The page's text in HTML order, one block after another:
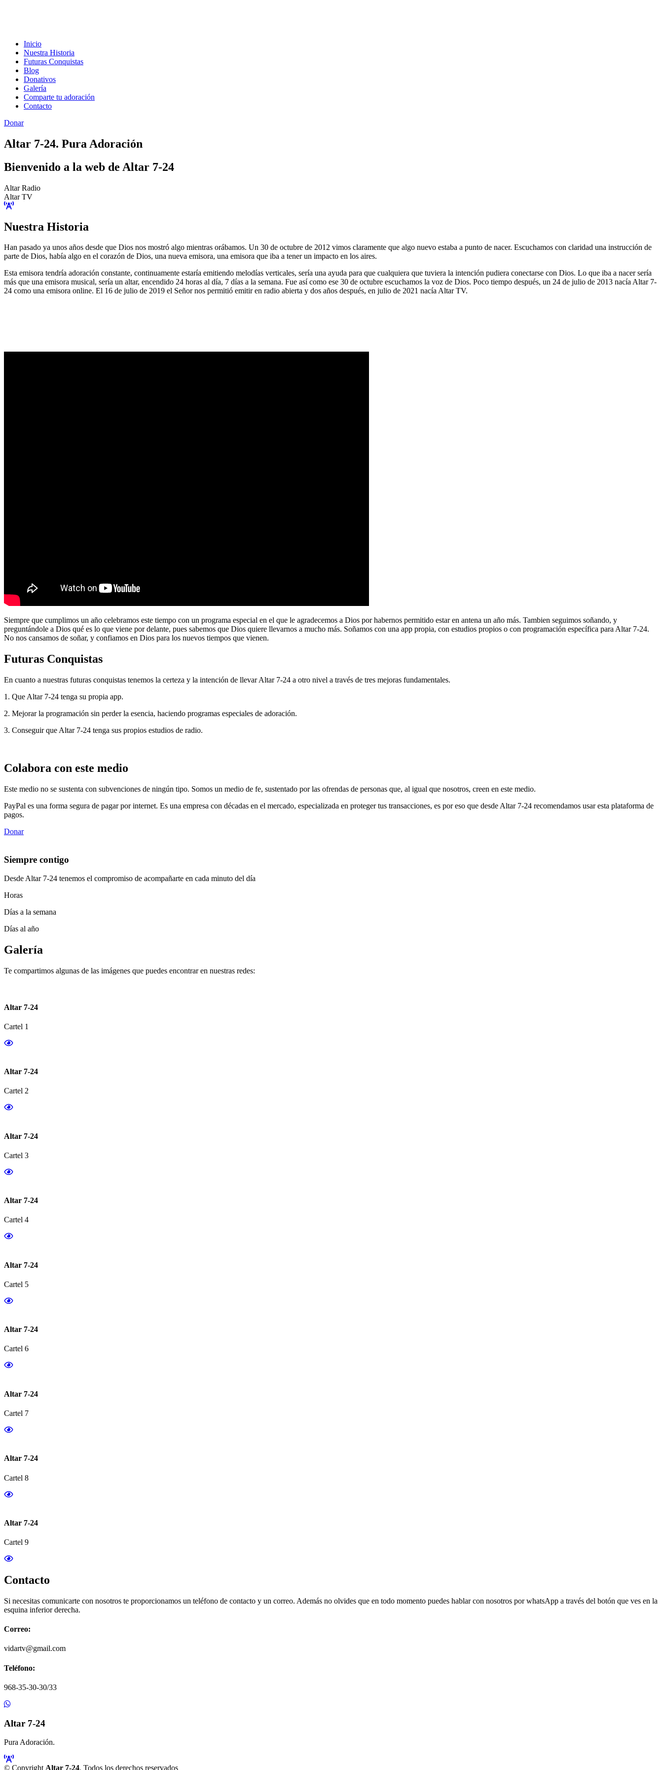
Inicio
Nuestra Historia
Futuras Conquistas
Blog
Donativos
Galería
Comparte tu adoración
Contacto
Donar
Altar 7-24. Pura Adoración
Bienvenido a la web de Altar 7-24
Altar Radio
Altar TV
Nuestra Historia
Han pasado ya unos años desde que Dios nos mostró algo mientras orábamos. Un 30 de octubre de 2012 vimos claramente que algo nuevo estaba a punto de nacer. Escuchamos con claridad una instrucción de
parte de Dios, había algo en el corazón de Dios, una nueva emisora, una emisora que iba a tener un impacto en los aires.
Esta emisora tendría adoración constante, continuamente estaría emitiendo melodías verticales, sería una ayuda para que cualquiera que tuviera la intención pudiera conectarse con Dios. Lo que iba a nacer sería
más que una emisora musical, sería un altar, encendido 24 horas al día, 7 días a la semana. Fue así como ese 30 de octubre escuchamos la voz de Dios. Poco tiempo después, un 24 de julio de 2013 nacía Altar 7-
24 como una emisora online. El 16 de julio de 2019 el Señor nos permitió emitir en radio abierta y dos años después, en julio de 2021 nacía Altar TV.
Siempre que cumplimos un año celebramos este tiempo con un programa especial en el que le agradecemos a Dios por habernos permitido estar en antena un año más. Tambien seguimos soñando, y
preguntándole a Dios qué es lo que viene por delante, pues sabemos que Dios quiere llevarnos a mucho más. Soñamos con una app propia, con estudios propios o con programación específica para Altar 7-24.
No nos cansamos de soñar, y confiamos en Dios para los nuevos tiempos que vienen.
Futuras Conquistas
En cuanto a nuestras futuras conquistas tenemos la certeza y la intención de llevar Altar 7-24 a otro nivel a través de tres mejoras fundamentales.
1. Que Altar 7-24 tenga su propia app.
2. Mejorar la programación sin perder la esencia, haciendo programas especiales de adoración.
3. Conseguir que Altar 7-24 tenga sus propios estudios de radio.
Colabora con este medio
Este medio no se sustenta con subvenciones de ningún tipo. Somos un medio de fe, sustentado por las ofrendas de personas que, al igual que nosotros, creen en este medio.
PayPal es una forma segura de pagar por internet. Es una empresa con décadas en el mercado, especializada en proteger tus transacciones, es por eso que desde Altar 7-24 recomendamos usar esta plataforma de
pagos.
Donar
Siempre contigo
Desde Altar 7-24 tenemos el compromiso de acompañarte en cada minuto del día
Horas
Días a la semana
Días al año
Galería
Te compartimos algunas de las imágenes que puedes encontrar en nuestras redes:
Altar 7-24
Cartel 1
Altar 7-24
Cartel 2
Altar 7-24
Cartel 3
Altar 7-24
Cartel 4
Altar 7-24
Cartel 5
Altar 7-24
Cartel 6
Altar 7-24
Cartel 7
Altar 7-24
Cartel 8
Altar 7-24
Cartel 9
Contacto
Si necesitas comunicarte con nosotros te proporcionamos un teléfono de contacto y un correo. Además no olvides que en todo momento puedes hablar con nosotros por whatsApp a través del botón que ves en la
esquina inferior derecha.
Correo:
vidartv@gmail.com
Teléfono:
968-35-30-30/33
Altar 7-24
Pura Adoración.
© Copyright Altar 7-24. Todos los derechos reservados